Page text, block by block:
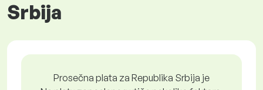
Srbija
Prosečna plata za Republika Srbija je